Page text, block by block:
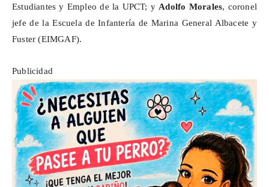
Estudiantes y Empleo de la UPCT; y Adolfo Morales, coronel
jefe de la Escuela de Infantería de Marina General Albacete y
Fuster (EIMGAF).
Publicidad